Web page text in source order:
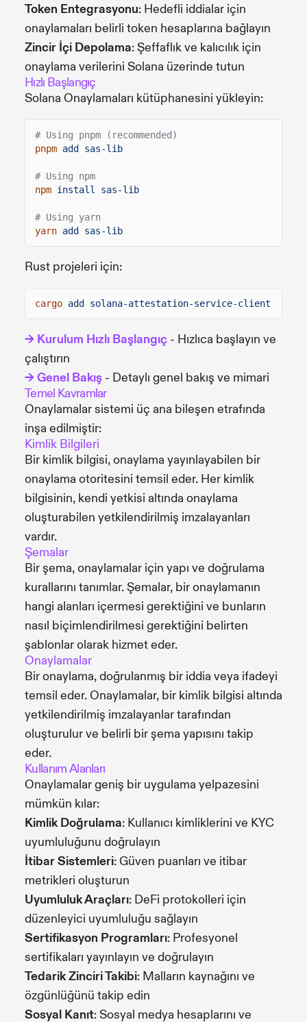
Token Entegrasyonu: Hedefli iddialar için
onaylamaları belirli token hesaplarına bağlayın
Zincir İçi Depolama: Şeffaflık ve kalıcılık için
onaylama verilerini Solana üzerinde tutun
Hızlı Başlangıç
Solana Onaylamaları kütüphanesini yükleyin:
# Using pnpm (recommended)
pnpm add sas-lib
# Using npm
npm install sas-lib
# Using yarn
yarn add sas-lib
Rust projeleri için:
cargo add solana-attestation-service-client
→ Kurulum Hızlı Başlangıç - Hızlıca başlayın ve
çalıştırın
→ Genel Bakış - Detaylı genel bakış ve mimari
Temel Kavramlar
Onaylamalar sistemi üç ana bileşen etrafında
inşa edilmiştir:
Kimlik Bilgileri
Bir kimlik bilgisi, onaylama yayınlayabilen bir
onaylama otoritesini temsil eder. Her kimlik
bilgisinin, kendi yetkisi altında onaylama
oluşturabilen yetkilendirilmiş imzalayanları
vardır.
Şemalar
Bir şema, onaylamalar için yapı ve doğrulama
kurallarını tanımlar. Şemalar, bir onaylamanın
hangi alanları içermesi gerektiğini ve bunların
nasıl biçimlendirilmesi gerektiğini belirten
şablonlar olarak hizmet eder.
Onaylamalar
Bir onaylama, doğrulanmış bir iddia veya ifadeyi
temsil eder. Onaylamalar, bir kimlik bilgisi altında
yetkilendirilmiş imzalayanlar tarafından
oluşturulur ve belirli bir şema yapısını takip
eder.
Kullanım Alanları
Onaylamalar geniş bir uygulama yelpazesini
mümkün kılar:
Kimlik Doğrulama: Kullanıcı kimliklerini ve KYC
uyumluluğunu doğrulayın
İtibar Sistemleri: Güven puanları ve itibar
metrikleri oluşturun
Uyumluluk Araçları: DeFi protokolleri için
düzenleyici uyumluluğu sağlayın
Sertifikasyon Programları: Profesyonel
sertifikaları yayınlayın ve doğrulayın
Tedarik Zinciri Takibi: Malların kaynağını ve
özgünlüğünü takip edin
Sosyal Kanıt: Sosyal medya hesaplarını ve